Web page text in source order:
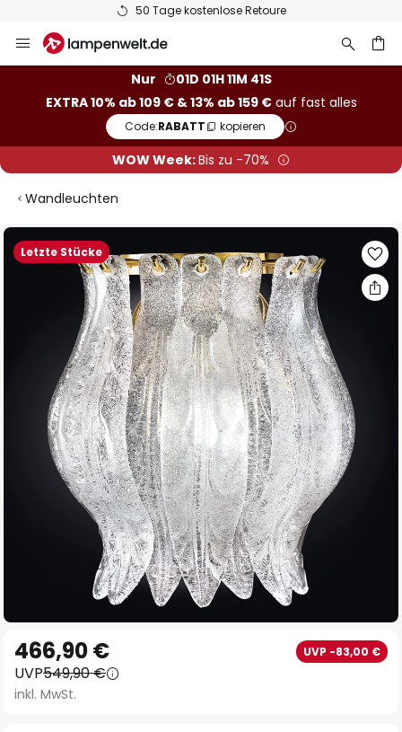
50 Tage kostenlose Retoure
Inhalt
Nur
01D 01H 11M 40S
EXTRA 10% ab 109 € & 13% ab 159 €auf fast alles
Code:RABATT kopieren
WOW Week:Bis zu -70%
Wandleuchten
Letzte Stücke
Zum
Ende
Anfang
der
Bildgalerie
466,90 € UVP -83,00 €
UVP549,90 €
inkl. MwSt.